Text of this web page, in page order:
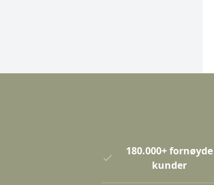
180.000+ fornøyde
kunder